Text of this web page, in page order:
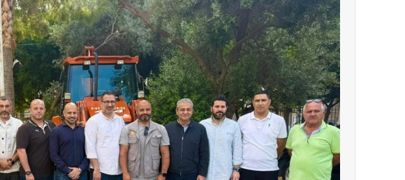
أخبار لبنان
بهية الحريري تقدم بإسم الرئيس سعد الحريري التعازي بوفاة
أخبار لبنان الجيش اللبناني : إصابة أحد العسكريين بجروح طفيفة نتيجة
أخبار لبنان
مسيّرة أسرائيلية القت قنبلة صوتية باتجاه جرافة للجيش
أخبار صيدا بلدية صيدا : حجز مركبتي توكتوك وتغريم صاحبهما بسبب